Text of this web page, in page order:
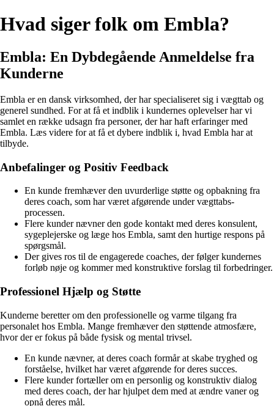
Hvad siger folk om Embla?
Embla: En Dybdegående Anmeldelse fra
Kunderne
Embla er en dansk virksomhed, der har specialiseret sig i vægttab og
generel sundhed. For at få et indblik i kundernes oplevelser har vi
samlet en række udsagn fra personer, der har haft erfaringer med
Embla. Læs videre for at få et dybere indblik i, hvad Embla har at
tilbyde.
Anbefalinger og Positiv Feedback
En kunde fremhæver den uvurderlige støtte og opbakning fra
deres coach, som har været afgørende under vægttabs-
processen.
Flere kunder nævner den gode kontakt med deres konsulent,
sygeplejerske og læge hos Embla, samt den hurtige respons på
spørgsmål.
Der gives ros til de engagerede coaches, der følger kundernes
forløb nøje og kommer med konstruktive forslag til forbedringer.
Professionel Hjælp og Støtte
Kunderne beretter om den professionelle og varme tilgang fra
personalet hos Embla. Mange fremhæver den støttende atmosfære,
hvor der er fokus på både fysisk og mental trivsel.
En kunde nævner, at deres coach formår at skabe tryghed og
forståelse, hvilket har været afgørende for deres succes.
Flere kunder fortæller om en personlig og konstruktiv dialog
med deres coach, der har hjulpet dem med at ændre vaner og
opnå deres mål.